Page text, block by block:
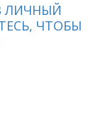
ЛИЧНЫЙ
ЧТОБЫ